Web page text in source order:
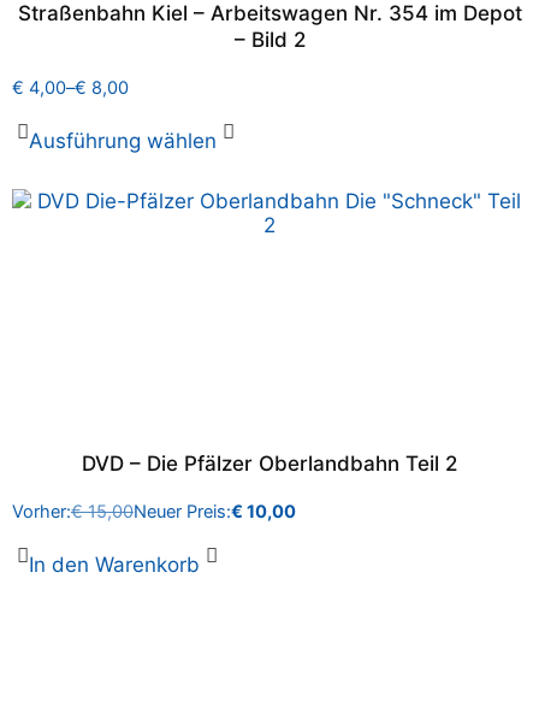
Straßenbahn Kiel – Arbeitswagen Nr. 354 im Depot
– Bild 2
€ 4,00–€ 8,00
Ausführung wählen
DVD – Die Pfälzer Oberlandbahn Teil 2
Vorher:€15,00Neuer Preis:€ 10,00
In den Warenkorb